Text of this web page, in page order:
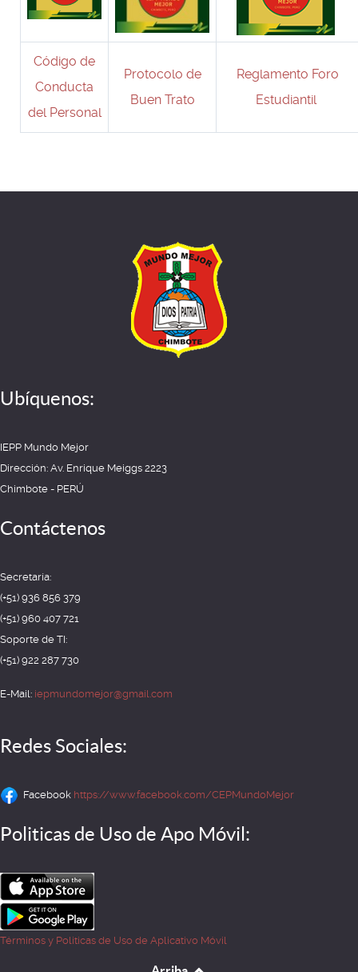
Código de
Conducta
del Personal
Protocolo de
Buen Trato
Reglamento Foro
Estudiantil
Ubíquenos:
IEPP Mundo Mejor
Dirección: Av. Enrique Meiggs 2223
Chimbote - PERÚ
Contáctenos
Secretaría:
(+51) 936 856 379
(+51) 960 407 721
Soporte de TI:
(+51) 922 287 730
E-Mail: iepmundomejor@gmail.com
Redes Sociales:
Facebook https://www.facebook.com/CEPMundoMejor
Politicas de Uso de Apo Móvil:
Términos y Politicas de Uso de Aplicativo Móvil